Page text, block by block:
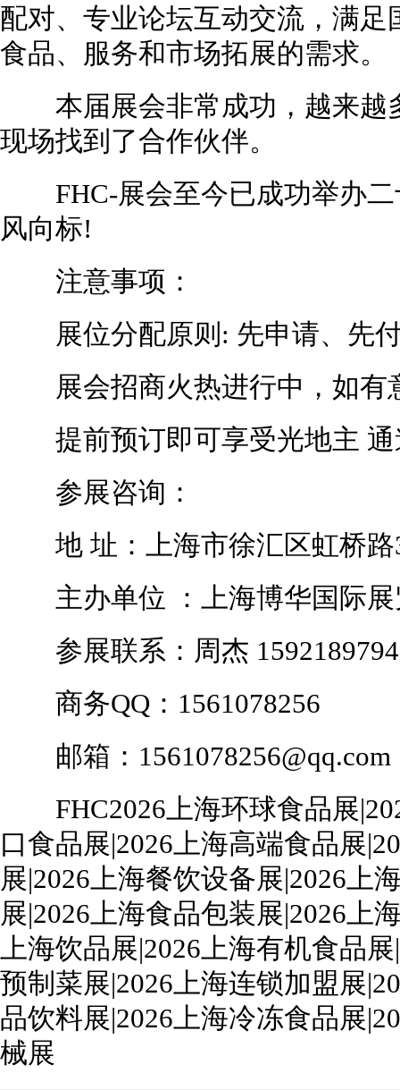
配对、专业论坛互动交流，满
食品、服务和市场拓展的需求。
本届展会非常成功，越来越
现场找到了合作伙伴。
FHC-展会至今已成功举办二
风向标!
注意事项：
展位分配原则: 先申请、先
展会招商火热进行中，如有
提前预订即可享受光地主 通
参展咨询：
地 址：上海市徐汇区虹桥路
主办单位 ：上海博华国际展
参展联系：周杰
商务QQ：1561078256
邮箱：1561078256@qq.com
FHC2026上海环球食品展
口食品展|2026上海高端食品展
展|2026上海餐饮设备展|2026上
展|2026上海食品包装展|2026上
上海饮品展|2026上海有机食品
预制菜展|2026上海连锁加盟展
品饮料展|2026上海冷冻食品展
械展